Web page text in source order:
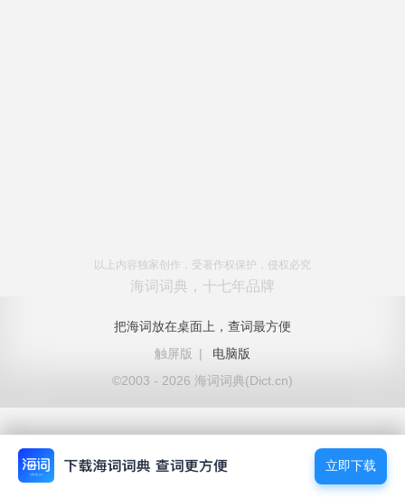
以上内容独家创作，受著作权保护，侵权必究
海词词典，十七年品牌
把海词放在桌面上，查词最方便
触屏版
|
电脑版
©2003 - 2026 海词词典(Dict.cn)
立即下载
立即下载